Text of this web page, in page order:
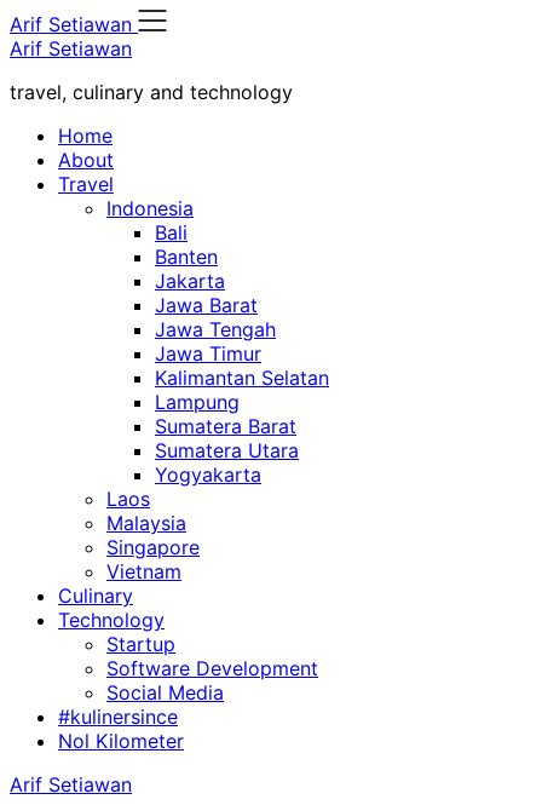
Skip
to
Arif Setiawan
Arif Setiawan
travel, culinary and technology
Home
About
Travel
Indonesia
Bali
Banten
Jakarta
Jawa Barat
Jawa Tengah
Jawa Timur
Kalimantan Selatan
Lampung
Sumatera Barat
Sumatera Utara
Yogyakarta
Laos
Malaysia
Singapore
Vietnam
Culinary
Technology
Startup
Software Development
Social Media
#kulinersince
Nol Kilometer
Arif Setiawan